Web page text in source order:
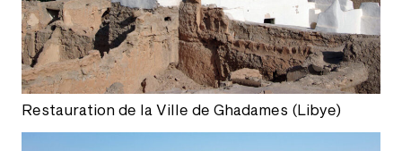
Restauration de la Ville de Ghadames (Libye)